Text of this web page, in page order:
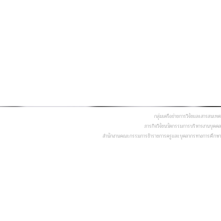
กลุ่มเครือข่ายการวิจัยและสารสนเทศ
ภารกิจวิจัยนวัตกรรมการบริหารงานบุคคล
สำนักงานคณะกรรมการข้าราชการครูและบุคลากรทางการศึกษา